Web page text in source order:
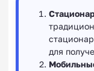
для